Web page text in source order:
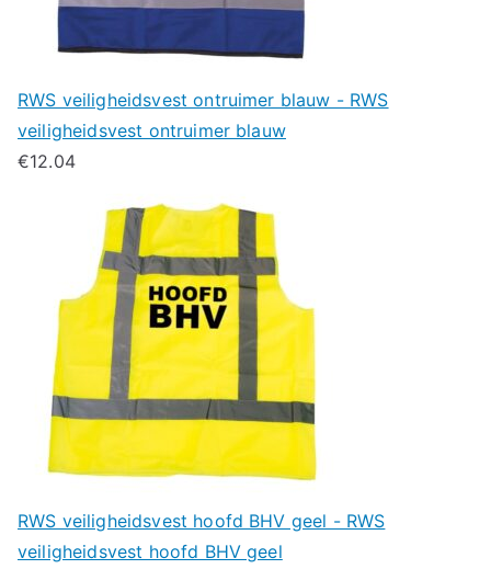
RWS veiligheidsvest ontruimer blauw - RWS
veiligheidsvest ontruimer blauw
€12.04
RWS veiligheidsvest hoofd BHV geel - RWS
veiligheidsvest hoofd BHV geel